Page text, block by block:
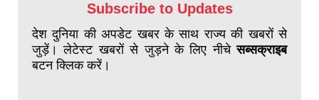
Subscribe to Updates
देश दुनिया की अपडेट खबर के साथ राज्य की खबरों से
जुड़ें। लेटेस्ट खबरों से जुड़ने के लिए नीचेसब्सक्राइब
बटन क्लिक करें।